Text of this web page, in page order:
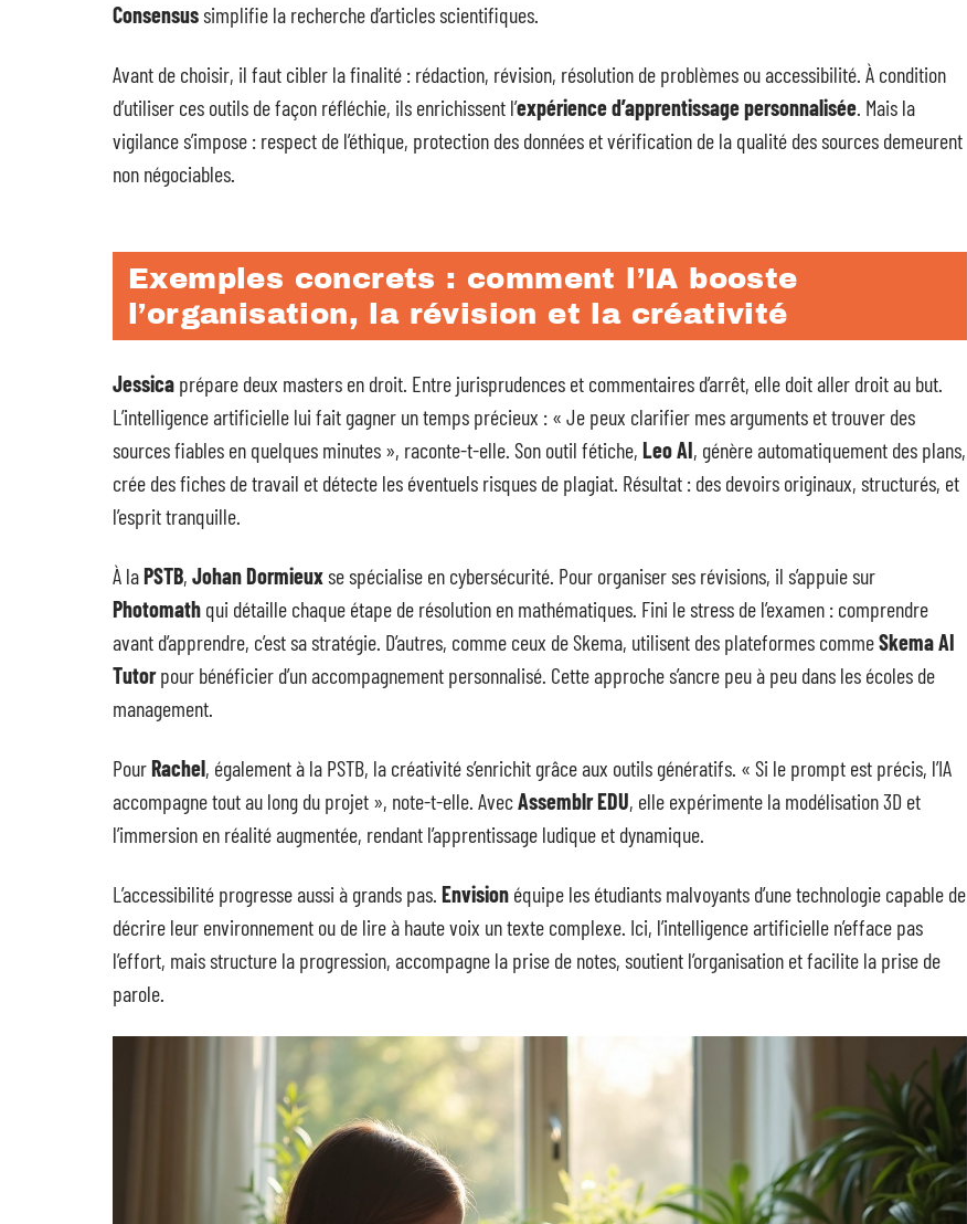
Consensussimplifie la recherche d’articles scientifiques.
Avant de choisir, il faut cibler la finalité : rédaction, révision, résolution de problèmes ou accessibilité. À condition
d’utiliser ces outils de façon réfléchie, ils enrichissent l’expérience d’apprentissage personnalisée. Mais la
vigilance s’impose : respect de l’éthique, protection des données et vérification de la qualité des sources demeurent
non négociables.
Exemples concrets : comment l’IA booste
l’organisation, la révision et la créativité
Jessica prépare deux masters en droit. Entre jurisprudences et commentaires d’arrêt, elle doit aller droit au but.
L’intelligence artificielle lui fait gagner un temps précieux : « Je peux clarifier mes arguments et trouver des
sources fiables en quelques minutes », raconte-t-elle. Son outil fétiche, Leo AI, génère automatiquement des plans,
crée des fiches de travail et détecte les éventuels risques de plagiat. Résultat : des devoirs originaux, structurés, et
l’esprit tranquille.
À laPSTB, Johan Dormieuxse spécialise en cybersécurité. Pour organiser ses révisions, il s’appuie sur
Photomath qui détaille chaque étape de résolution en mathématiques. Fini le stress de l’examen : comprendre
avant d’apprendre, c’est sa stratégie. D’autres, comme ceux de Skema, utilisent des plateformes commeSkema AI
Tutorpour bénéficier d’un accompagnement personnalisé. Cette approche s’ancre peu à peu dans les écoles de
management.
PourRachel, également à la PSTB, la créativité s’enrichit grâce aux outils génératifs. « Si le prompt est précis, l’IA
accompagne tout au long du projet », note-t-elle. AvecAssemblr EDU, elle expérimente la modélisation 3D et
l’immersion en réalité augmentée, rendant l’apprentissage ludique et dynamique.
L’accessibilité progresse aussi à grands pas. Envision équipe les étudiants malvoyants d’une technologie capable de
décrire leur environnement ou de lire à haute voix un texte complexe. Ici, l’intelligence artificielle n’efface pas
l’effort, mais structure la progression, accompagne la prise de notes, soutient l’organisation et facilite la prise de
parole.